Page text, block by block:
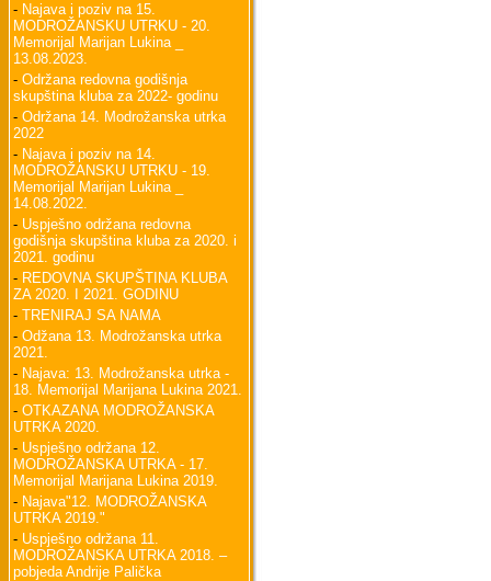
- Najava i poziv na 15.
MODROŽANSKU UTRKU - 20.
Memorijal Marijan Lukina _
13.08.2023.
- Održana redovna godišnja
skupština kluba za 2022- godinu
- Održana 14. Modrožanska utrka
2022
- Najava i poziv na 14.
MODROŽANSKU UTRKU - 19.
Memorijal Marijan Lukina _
14.08.2022.
- Uspješno održana redovna
godišnja skupština kluba za 2020. i
2021. godinu
- REDOVNA SKUPŠTINA KLUBA
ZA 2020. I 2021. GODINU
- TRENIRAJ SA NAMA
- Odžana 13. Modrožanska utrka
2021.
- Najava: 13. Modrožanska utrka -
18. Memorijal Marijana Lukina 2021.
- OTKAZANA MODROŽANSKA
UTRKA 2020.
- Uspješno održana 12.
MODROŽANSKA UTRKA - 17.
Memorijal Marijana Lukina 2019.
- Najava"12. MODROŽANSKA
UTRKA 2019."
- Uspješno održana 11.
MODROŽANSKA UTRKA 2018. –
pobjeda Andrije Palička